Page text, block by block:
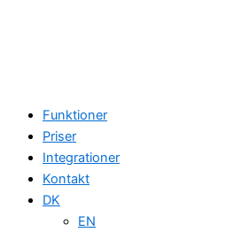
Funktioner
Priser
Integrationer
Kontakt
DK
EN